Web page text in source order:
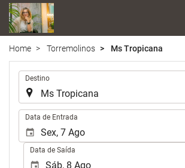
Home Torremolinos Ms Tropicana
Destino
Data de Entrada
Data de Saída